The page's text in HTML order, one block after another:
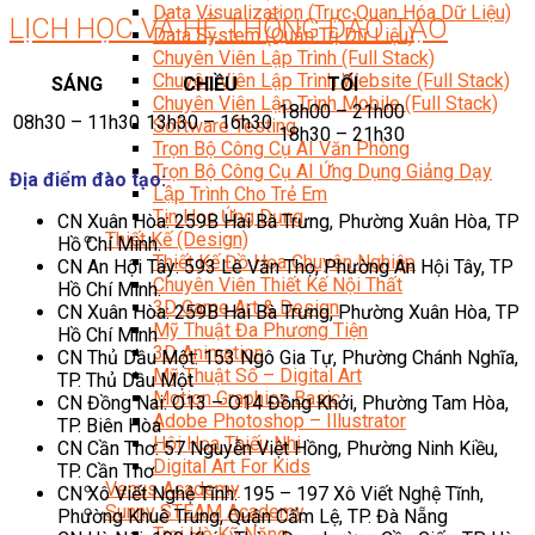
Data Visualization (Trực Quan Hóa Dữ Liệu)
Data System (Quản Trị Dữ Liệu)
Chuyên Viên Lập Trình (Full Stack)
Chuyên Viên Lập Trình Website (Full Stack)
Chuyên Viên Lập Trình Mobile (Full Stack)
Software Testing
Trọn Bộ Công Cụ AI Văn Phòng
Trọn Bộ Công Cụ AI Ứng Dụng Giảng Dạy
Lập Trình Cho Trẻ Em
Tin Học Ứng Dụng
Thiết Kế (Design)
Thiết Kế Đồ Họa Chuyên Nghiệp
Chuyên Viên Thiết Kế Nội Thất
3D Game Art & Design
Mỹ Thuật Đa Phương Tiện
3D Animation
Mỹ Thuật Số – Digital Art
Motion Graphics Basic
Adobe Photoshop – Illustrator
Hội Họa Thiếu Nhi
Digital Art For Kids
Venus Academy
Sunny STEAM Academy
LỊCH HỌC VÀ HỆ THỐNG ĐÀO TẠO
SÁNG CHIỀU
TỐI
08h30 – 11h30 13h30 – 16h30 18h00 – 21h00
18h30 – 21h30
Địa điểm đào tạo:
CN Xuân Hòa: 259B Hai Bà Trưng, Phường Xuân Hòa, TP
Hồ Chí Minh.
CN An Hội Tây: 593 Lê Văn Thọ, Phường An Hội Tây, TP
Hồ Chí Minh.
CN Xuân Hòa: 259B Hai Bà Trưng, Phường Xuân Hòa, TP
Hồ Chí Minh
CN Thủ Dầu Một: 153 Ngô Gia Tự, Phường Chánh Nghĩa,
TP. Thủ Dầu Một
CN Đồng Nai: O13 – O14 Đồng Khởi, Phường Tam Hòa,
TP. Biên Hòa
CN Cần Thơ: 57 Nguyễn Việt Hồng, Phường Ninh Kiều,
TP. Cần Thơ
CN Xô Viết Nghệ Tĩnh: 195 – 197 Xô Viết Nghệ Tĩnh,
Phường Khuê Trung, Quận Cẩm Lệ, TP. Đà Nẵng